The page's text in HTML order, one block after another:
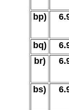
bp)
bq)
br)
bs)